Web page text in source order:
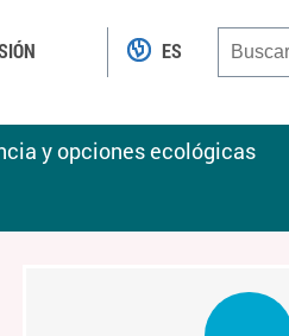
y opciones ecológicas
ES